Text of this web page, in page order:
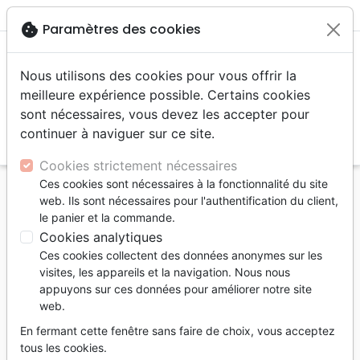
menu
Accueil Auteurs Backus William
William Backus
Liste des produits par auteur
Filtrertune
Santé Psychologie
cookie Paramètres des cookies
Nous utilisons des cookies pour vous offrir la
meilleure expérience possible. Certains cookies
sont nécessaires, vous devez les accepter pour
continuer à naviguer sur ce site.
Cookies strictement nécessaires
Ces cookies sont nécessaires à la fonctionnalité du site
web. Ils sont nécessaires pour l'authentification du client,
le panier et la commande.
Cookies analytiques
Ces cookies collectent des données anonymes sur les
visites, les appareils et la navigation. Nous nous
appuyons sur ces données pour améliorer notre site
web.
En fermant cette fenêtre sans faire de choix, vous acceptez
tous les cookies.